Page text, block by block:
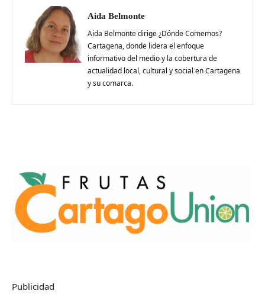
Aida Belmonte
Aida Belmonte dirige ¿Dónde Comemos?
Cartagena, donde lidera el enfoque
informativo del medio y la cobertura de
actualidad local, cultural y social en Cartagena
y su comarca.
Publicidad